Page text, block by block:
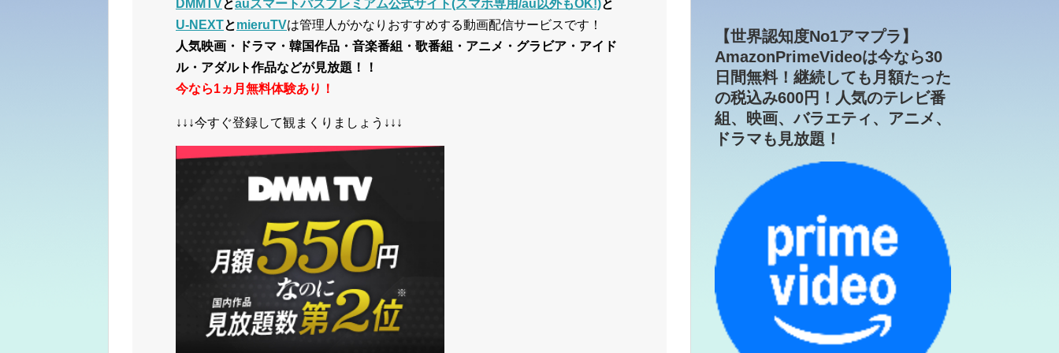
DMMTVとauスマートパスプレミアム公式サイト(スマホ専用/au以外もOK!)と
U-NEXTとmieruTVは管理人がかなりおすすめする動画配信サービスです！
人気映画・ドラマ・韓国作品・音楽番組・歌番組・アニメ・グラビア・アイド
ル・アダルト作品などが見放題！！
今なら1ヵ月無料体験あり！
↓↓↓今すぐ登録して観まくりましょう↓↓↓
【世界認知度No1アマプラ】
AmazonPrimeVideoは今なら30
日間無料！継続しても月額たった
の税込み600円！人気のテレビ番
組、映画、バラエティ、アニメ、
ドラマも見放題！